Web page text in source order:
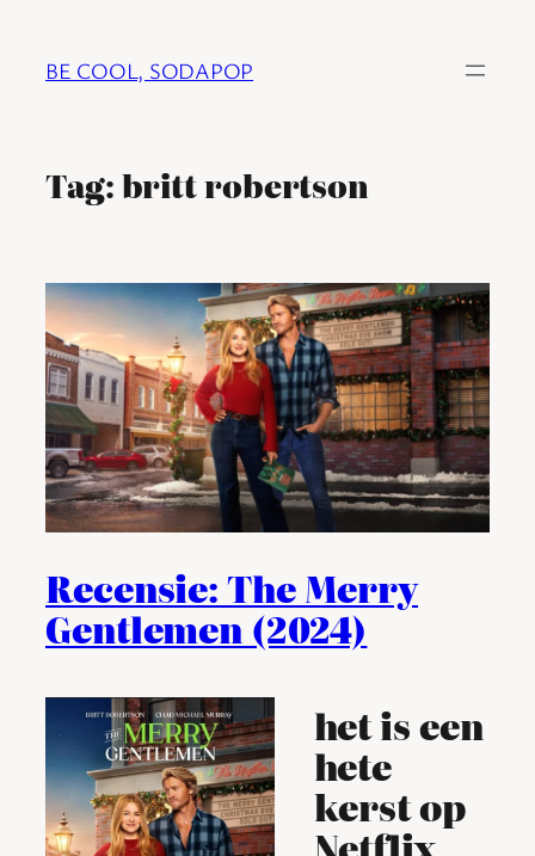
BE COOL, SODAPOP
Tag:britt robertson
Recensie: The Merry
Gentlemen (2024)
het is een
hete
kerst op